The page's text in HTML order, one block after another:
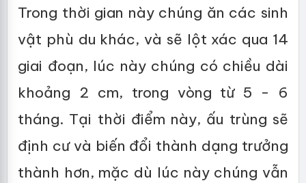
Trong thời gian này chúng ăn các sinh
vật phù du khác, và sẽ lột xác qua 14
giai đoạn, lúc này chúng có chiều dài
khoảng 2 cm, trong vòng từ 5 - 6
tháng. Tại thời điểm này, ấu trùng sẽ
định cư và biến đổi thành dạng trưởng
thành hơn, mặc dù lúc này chúng vẫn